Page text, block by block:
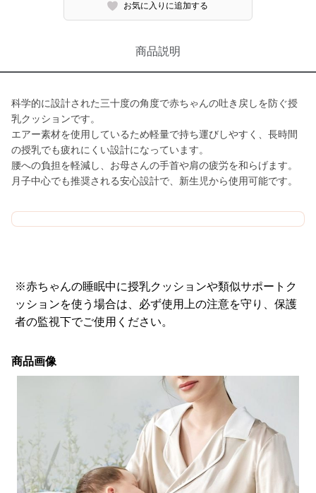
お気に入りに追加する
商品説明
科学的に設計された三十度の角度で赤ちゃんの吐き戻しを防ぐ授
乳クッションです。
エアー素材を使用しているため軽量で持ち運びしやすく、長時間
の授乳でも疲れにくい設計になっています。
腰への負担を軽減し、お母さんの手首や肩の疲労を和らげます。
月子中心でも推奨される安心設計で、新生児から使用可能です。
※赤ちゃんの睡眠中に授乳クッションや類似サポートク
ッションを使う場合は、必ず使用上の注意を守り、保護
者の監視下でご使用ください。
商品画像